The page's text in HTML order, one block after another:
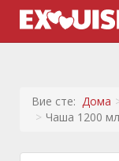
Вие сте: Дома
Чаша 1200